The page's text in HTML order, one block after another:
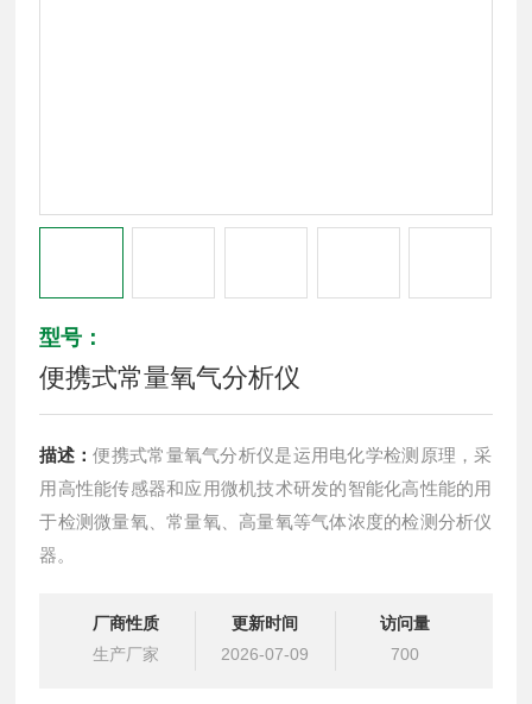
型号：
便携式常量氧气分析仪
描述：便携式常量氧气分析仪是运用电化学检测原理，采
用高性能传感器和应用微机技术研发的智能化高性能的用
于检测微量氧、常量氧、高量氧等气体浓度的检测分析仪
器。
厂商性质
生产厂家
更新时间
2026-07-09
访问量
700